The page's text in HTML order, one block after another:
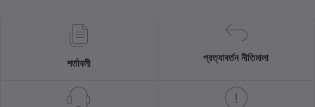
শর্তাবলী প্রত্যাবর্তন নীতিমালা